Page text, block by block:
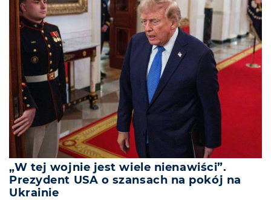
„W tej wojnie jest wiele nienawiści”.
Prezydent USA o szansach na pokój na
Ukrainie